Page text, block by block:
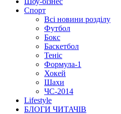
Спорт
Всі новини розділу
Футбол
Бокс
Баскетбол
Теніс
Формула-1
Хокей
Шахи
ЧС-2014
Lifestyle
БЛОГИ ЧИТАЧІВ